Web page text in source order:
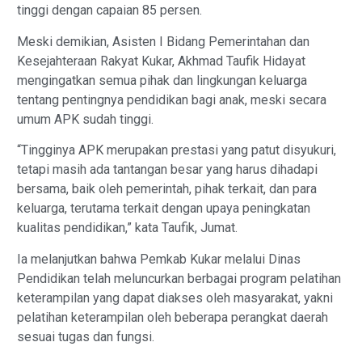
tinggi dengan capaian 85 persen.
Meski demikian, Asisten I Bidang Pemerintahan dan
Kesejahteraan Rakyat Kukar, Akhmad Taufik Hidayat
mengingatkan semua pihak dan lingkungan keluarga
tentang pentingnya pendidikan bagi anak, meski secara
umum APK sudah tinggi.
“Tingginya APK merupakan prestasi yang patut disyukuri,
tetapi masih ada tantangan besar yang harus dihadapi
bersama, baik oleh pemerintah, pihak terkait, dan para
keluarga, terutama terkait dengan upaya peningkatan
kualitas pendidikan,” kata Taufik, Jumat.
Ia melanjutkan bahwa Pemkab Kukar melalui Dinas
Pendidikan telah meluncurkan berbagai program pelatihan
keterampilan yang dapat diakses oleh masyarakat, yakni
pelatihan keterampilan oleh beberapa perangkat daerah
sesuai tugas dan fungsi.